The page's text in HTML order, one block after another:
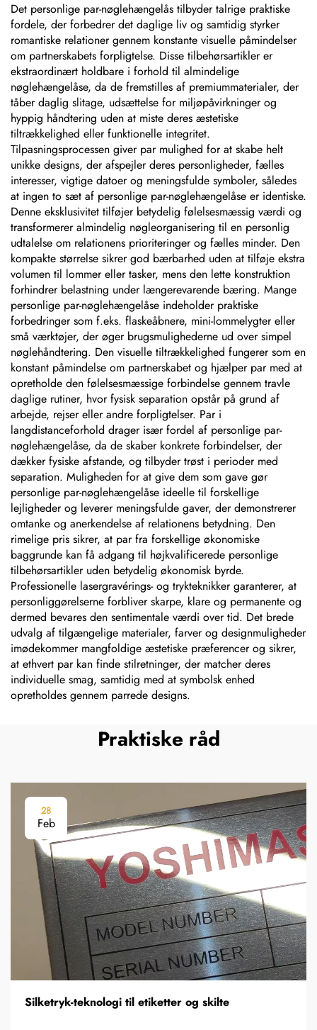
Det personlige par-nøglehængelås tilbyder talrige praktiske
fordele, der forbedrer det daglige liv og samtidig styrker
romantiske relationer gennem konstante visuelle påmindelser
om partnerskabets forpligtelse. Disse tilbehørsartikler er
ekstraordinært holdbare i forhold til almindelige
nøglehængelåse, da de fremstilles af premiummaterialer, der
tåber daglig slitage, udsættelse for miljøpåvirkninger og
hyppig håndtering uden at miste deres æstetiske
tiltrækkelighed eller funktionelle integritet.
Tilpasningsprocessen giver par mulighed for at skabe helt
unikke designs, der afspejler deres personligheder, fælles
interesser, vigtige datoer og meningsfulde symboler, således
at ingen to sæt af personlige par-nøglehængelåse er identiske.
Denne eksklusivitet tilføjer betydelig følelsesmæssig værdi og
transformerer almindelig nøgleorganisering til en personlig
udtalelse om relationens prioriteringer og fælles minder. Den
kompakte størrelse sikrer god bærbarhed uden at tilføje ekstra
volumen til lommer eller tasker, mens den lette konstruktion
forhindrer belastning under længerevarende bæring. Mange
personlige par-nøglehængelåse indeholder praktiske
forbedringer som f.eks. flaskeåbnere, mini-lommelygter eller
små værktøjer, der øger brugsmulighederne ud over simpel
nøglehåndtering. Den visuelle tiltrækkelighed fungerer som en
konstant påmindelse om partnerskabet og hjælper par med at
opretholde den følelsesmæssige forbindelse gennem travle
daglige rutiner, hvor fysisk separation opstår på grund af
arbejde, rejser eller andre forpligtelser. Par i
langdistanceforhold drager især fordel af personlige par-
nøglehængelåse, da de skaber konkrete forbindelser, der
dækker fysiske afstande, og tilbyder trøst i perioder med
separation. Muligheden for at give dem som gave gør
personlige par-nøglehængelåse ideelle til forskellige
lejligheder og leverer meningsfulde gaver, der demonstrerer
omtanke og anerkendelse af relationens betydning. Den
rimelige pris sikrer, at par fra forskellige økonomiske
baggrunde kan få adgang til højkvalificerede personlige
tilbehørsartikler uden betydelig økonomisk byrde.
Professionelle lasergravérings- og trykteknikker garanterer, at
personliggørelserne forbliver skarpe, klare og permanente og
dermed bevares den sentimentale værdi over tid. Det brede
udvalg af tilgængelige materialer, farver og designmuligheder
imødekommer mangfoldige æstetiske præferencer og sikrer,
at ethvert par kan finde stilretninger, der matcher deres
individuelle smag, samtidig med at symbolsk enhed
opretholdes gennem parrede designs.
Praktiske råd
28
Feb
Silketryk-teknologi til etiketter og skilte